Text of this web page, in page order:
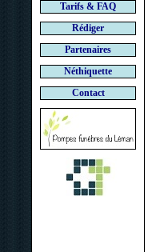
Tarifs & FAQ
Rédiger
Partenaires
Néthiquette
Contact